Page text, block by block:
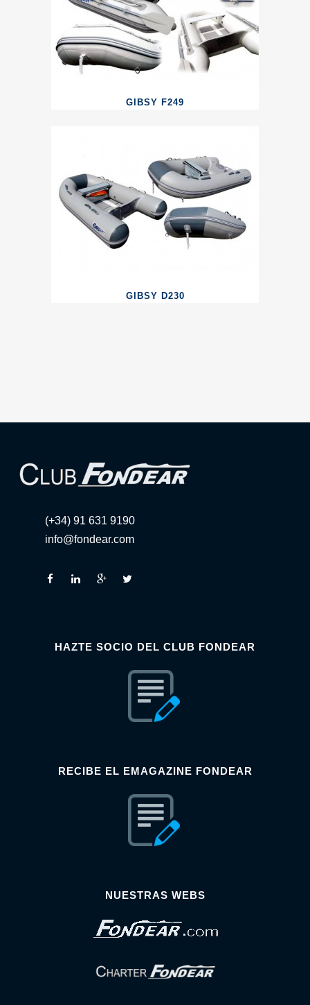
GIBSY F249
GIBSY D230
(+34) 91 631 9190
info@fondear.com
HAZTE SOCIO DEL CLUB FONDEAR
RECIBE EL EMAGAZINE FONDEAR
NUESTRAS WEBS